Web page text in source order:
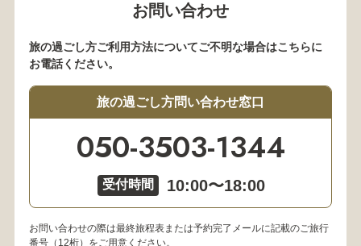
お問い合わせ
旅の過ごし方ご利用方法についてご不明な場合はこちらに
お電話ください。
旅の過ごし方問い合わせ窓口
050-3503-1344
受付時間 10:00〜18:00
お問い合わせの際は最終旅程表または予約完了メールに記載のご旅行
番号（12桁）をご用意ください。